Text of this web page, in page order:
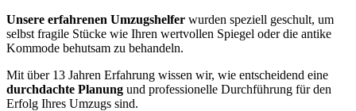
Unsere erfahrenen Umzugshelfer wurden speziell geschult, um
selbst fragile Stücke wie Ihren wertvollen Spiegel oder die antike
Kommode behutsam zu behandeln.
Mit über 13 Jahren Erfahrung wissen wir, wie entscheidend eine
durchdachte Planung und professionelle Durchführung für den
Erfolg Ihres Umzugs sind.